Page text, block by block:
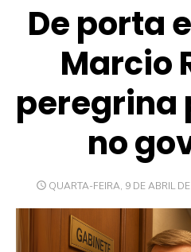
De porta
Marcio
peregrina
no
POSTED
QUARTA-FEIRA, 9 DE ABRIL